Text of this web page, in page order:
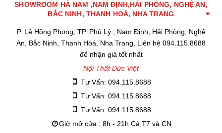
SHOWROOM HÀ NAM ,NAM ĐỊNH,HẢI PHÒNG, NGHỆ AN,
BẮC NINH, THANH HOÁ, NHA TRANG
P. Lê Hồng Phong, TP. Phủ Lý , Nam Định, Hải Phòng, Nghệ
An, Bắc Ninh, Thanh Hoá, Nha Trang, Liên hệ 094.115.8688
để nhận giá tốt nhất
Nội Thất Đức Việt
Tư Vấn: 094.115.8688
Tư Vấn: 094.115.8688
Tư Vấn: 094.115.8688
Giờ mở cửa : 8h - 21h Cả T7 và CN